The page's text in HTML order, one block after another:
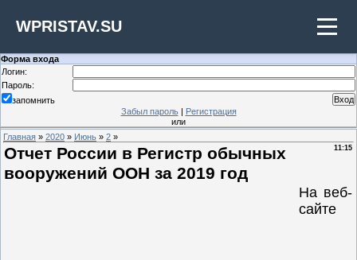
WPRISTAV.SU
Форма входа
Логин:
Пароль:
запомнить
Забыл пароль| Регистрация
или
Главная » 2020 » Июнь » 2 »
11:15
Отчет России в Регистр обычных
вооружений ООН за 2019 год
На веб-
сайте